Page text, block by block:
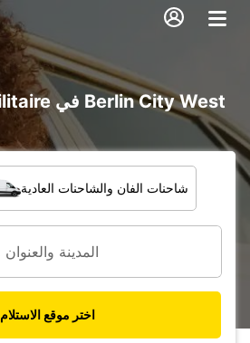
تأجير voiture و utilitaire في Berlin City West
شاحنات الفان والشاحنات العادية
اختر موقع الاستلام